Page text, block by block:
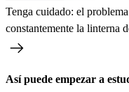
Tenga cuidado: el
constantemente la linterna
Así puede empezar a